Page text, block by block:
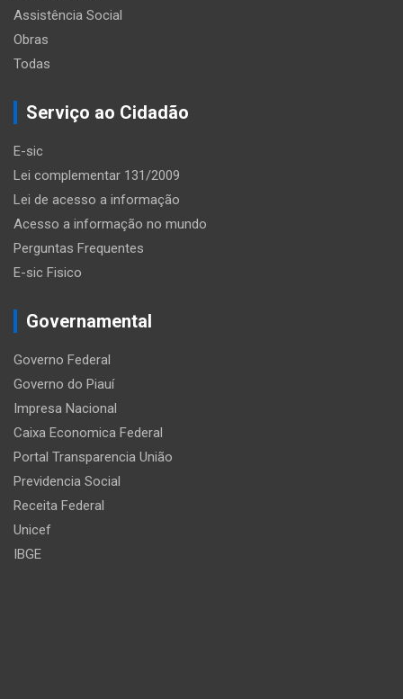
Assistência Social
Obras
Todas
Serviço ao Cidadão
E-sic
Lei complementar 131/2009
Lei de acesso a informação
Acesso a informação no mundo
Perguntas Frequentes
E-sic Fisico
Governamental
Governo Federal
Governo do Piauí
Impresa Nacional
Caixa Economica Federal
Portal Transparencia União
Previdencia Social
Receita Federal
Unicef
IBGE